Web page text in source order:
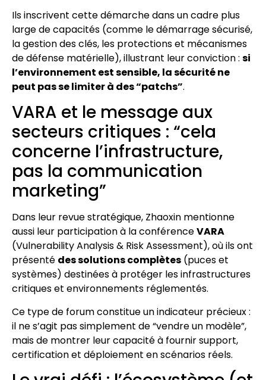
Ils inscrivent cette démarche dans un cadre plus
large de capacités (comme le démarrage sécurisé,
la gestion des clés, les protections et mécanismes
de défense matérielle), illustrant leur conviction : si
l’environnement est sensible, la sécurité ne
peut pas se limiter à des “patchs”.
VARA et le message aux
secteurs critiques : “cela
concerne l’infrastructure,
pas la communication
marketing”
Dans leur revue stratégique, Zhaoxin mentionne
aussi leur participation à la conférenceVARA
(Vulnerability Analysis & Risk Assessment), où ils ont
présenté des solutions complètes (puces et
systèmes) destinées à protéger les infrastructures
critiques et environnements réglementés.
Ce type de forum constitue un indicateur précieux :
il ne s’agit pas simplement de “vendre un modèle”,
mais de montrer leur capacité à fournir support,
certification et déploiement en scénarios réels.